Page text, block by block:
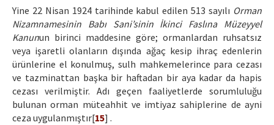
Yine 22 Nisan 1924 tarihinde kabul edilen 513 sayılı Orman
Nizamnamesinin Babı Sani’sinin İkinci Faslına Müzeyyel
Kanunun birinci maddesine göre; ormanlardan ruhsatsız
veya işaretli olanların dışında ağaç kesip ihraç edenlerin
ürünlerine el konulmuş, sulh mahkemelerince para cezası
ve tazminattan başka bir haftadan bir aya kadar da hapis
cezası verilmiştir. Adı geçen faaliyetlerde sorumluluğu
bulunan orman müteahhit ve imtiyaz sahiplerine de ayni
ceza uygulanmıştır[15] .